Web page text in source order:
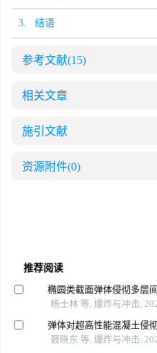
3. 结语
参考文献(15)
相关文章
施引文献
资源附件(0)
推荐阅读
椭圆类截面弹体侵彻多层
杨士林 等, 爆炸与冲击,
弹体对超高性能混凝土侵
聂晓东 等, 爆炸与冲击,